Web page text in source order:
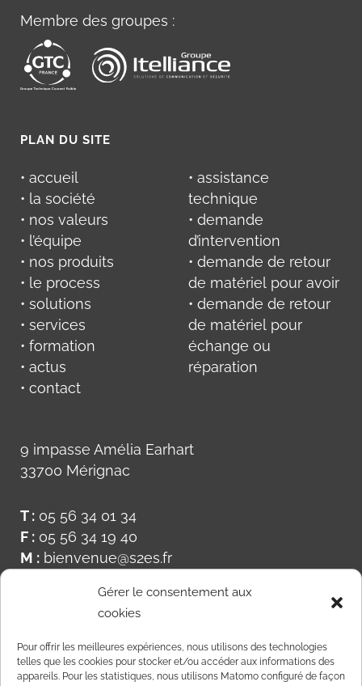
Gérer le consentement aux
cookies
Pour offrir les meilleures expériences, nous utilisons des technologies
telles que les cookies pour stocker et/ou accéder aux informations des
appareils. Pour les statistiques, nous utilisons Matomo configuré de façon
Membre des groupes :
PLAN DU SITE
• accueil
• la société
• nos valeurs
• l’équipe
• nos produits
• le process
• solutions
• services
• formation
• actus
• contact
• assistance
technique
• demande
d’intervention
• demande de retour
de matériel pour avoir
• demande de retour
de matériel pour
échange ou
réparation
9 impasse Amélia Earhart
33700 Mérignac
T : 05 56 34 01 34
F : 05 56 34 19 40
M : bienvenue@s2es.fr